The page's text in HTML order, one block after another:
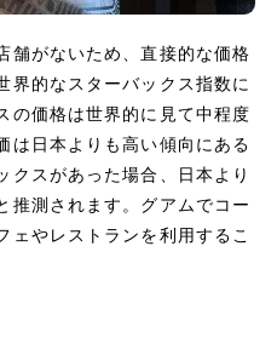
舗がないため、直接的な価格
界的なスターバックス指数に
の価格は世界的に見て中程度
は日本よりも高い傾向にある
クスがあった場合、日本より
推測されます。グアムでコー
ェやレストランを利用するこ